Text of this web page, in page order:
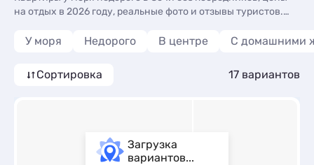
на отдых в 2026 году, реальные фото и отзывы туристов.
2300 руб, квартиры с сменой белья, трансфером (платно) и
У моря Недорого В центре С домашними
Сортировка 17 вариантов
Загрузка
вариантов...